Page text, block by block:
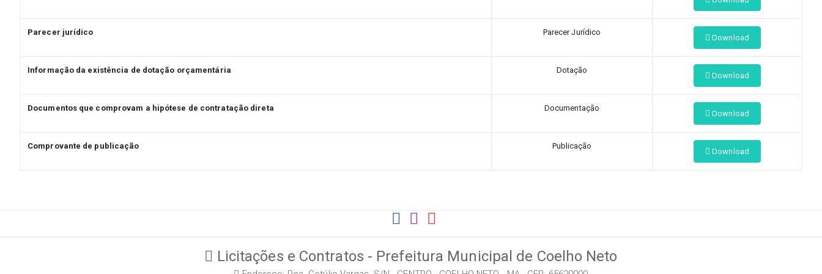
Parecer jurídico Parecer Jurídico
Download
Informação da existência de dotação orçamentária Dotação
Download
Documentos que comprovam a hipótese de contratação direta Documentação
Download
Comprovante de publicação Publicação
Download
Licitações e Contratos - Prefeitura Municipal de Coelho Neto